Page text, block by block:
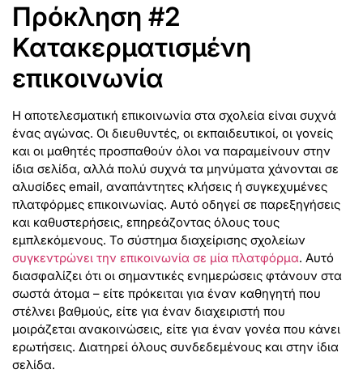
Πρόκληση #2
Κατακερματισμένη
επικοινωνία
Η αποτελεσματική επικοινωνία στα σχολεία είναι συχνά
ένας αγώνας. Οι διευθυντές, οι εκπαιδευτικοί, οι γονείς
και οι μαθητές προσπαθούν όλοι να παραμείνουν στην
ίδια σελίδα, αλλά πολύ συχνά τα μηνύματα χάνονται σε
αλυσίδες email, αναπάντητες κλήσεις ή συγκεχυμένες
πλατφόρμες επικοινωνίας. Αυτό οδηγεί σε παρεξηγήσεις
και καθυστερήσεις, επηρεάζοντας όλους τους
εμπλεκόμενους. Το σύστημα διαχείρισης σχολείων
συγκεντρώνει την επικοινωνία σε μία πλατφόρμα. Αυτό
διασφαλίζει ότι οι σημαντικές ενημερώσεις φτάνουν στα
σωστά άτομα – είτε πρόκειται για έναν καθηγητή που
στέλνει βαθμούς, είτε για έναν διαχειριστή που
μοιράζεται ανακοινώσεις, είτε για έναν γονέα που κάνει
ερωτήσεις. Διατηρεί όλους συνδεδεμένους και στην ίδια
σελίδα.